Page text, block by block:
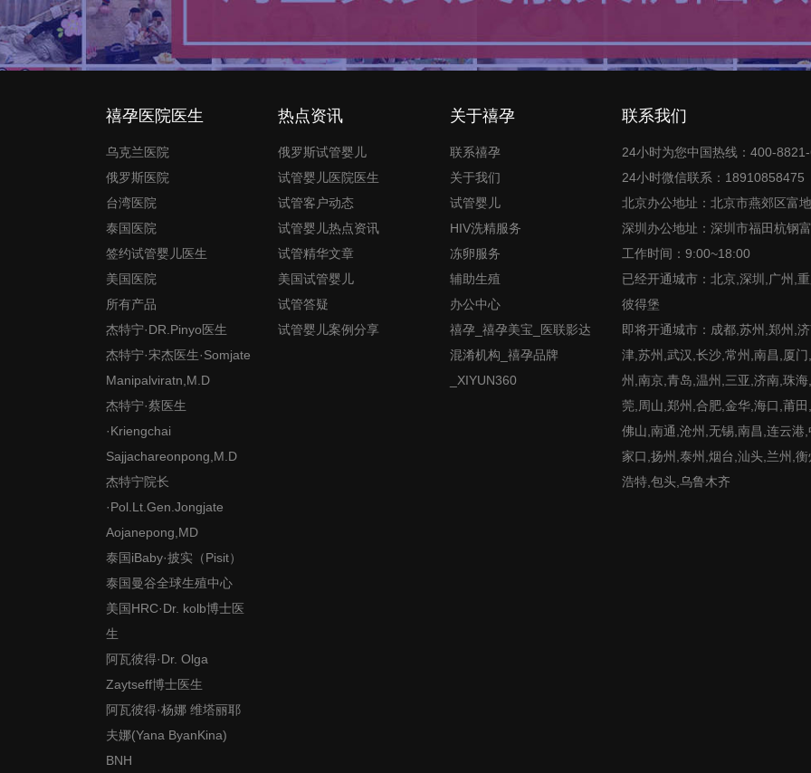
禧孕医院医生
乌克兰医院
俄罗斯医院
台湾医院
泰国医院
签约试管婴儿医生
美国医院
所有产品
杰特宁·DR.Pinyo医生
杰特宁·宋杰医生·Somjate
Manipalviratn,M.D
杰特宁·蔡医生
·Kriengchai
Sajjachareonpong,M.D
杰特宁院长
·Pol.Lt.Gen.Jongjate
Aojanepong,MD
泰国iBaby·披实（Pisit）
泰国曼谷全球生殖中心
美国HRC·Dr. kolb博士医
生
阿瓦彼得·Dr. Olga
Zaytseff博士医生
阿瓦彼得·杨娜 维塔丽耶
夫娜(Yana ByanKina)
BNH
热点资讯
俄罗斯试管婴儿
试管婴儿医院医生
试管客户动态
试管婴儿热点资讯
试管精华文章
美国试管婴儿
试管答疑
试管婴儿案例分享
关于禧孕
联系禧孕
关于我们
试管婴儿
HIV洗精服务
冻卵服务
辅助生殖
办公中心
禧孕_禧孕美宝_医联影达
混淆机构_禧孕品牌
_XIYUN360
联系我们
24小时为您中国热线：400-
24小时微信联系：18910858475
北京办公地址：北京市燕郊区富
深圳办公地址：深圳市福田杭钢
工作时间：9:00~18:00
已经开通城市：北京,深圳,广州,
彼得堡
即将开通城市：成都,苏州,郑州,
津,苏州,武汉,长沙,常州,南昌,厦
州,南京,青岛,温州,三亚,济南,珠
莞,周山,郑州,合肥,金华,海口,莆
佛山,南通,沧州,无锡,南昌,连云港
家口,扬州,泰州,烟台,汕头,兰州,
浩特,包头,乌鲁木齐